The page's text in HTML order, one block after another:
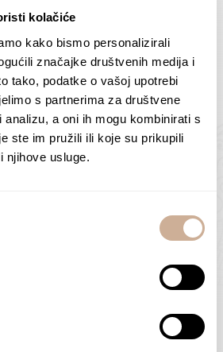
kolačiće
kako bismo personalizirali
značajke društvenih medija i
tako, podatke o vašoj upotrebi
s partnerima za društvene
analizu, a oni ih mogu kombinirati s
ste im pružili ili koje su prikupili
njihove usluge.
2
€Raspon
cijena:
od
75,00 €
138,00 €
Antarktika – krajolik
2
75,00€ – 138,00€Raspon
cijena:
od
ODABERI OPCIJE
Moreškanti – sjena
€Raspon
od
75,00 €
ODABERI OPCIJE